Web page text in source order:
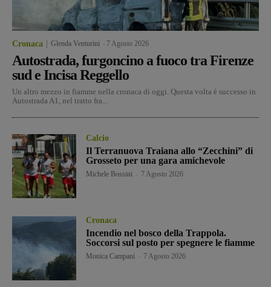
Cronaca Glenda Venturini 7 Agosto 2026
Autostrada, furgoncino a fuoco tra Firenze
sud e Incisa Reggello
Un altro mezzo in fiamme nella cronaca di oggi. Questa volta è successo in
Autostrada A1, nel tratto fra...
Calcio
Il Terranuova Traiana allo “Zecchini” di
Grosseto per una gara amichevole
Michele Bossini 7 Agosto 2026
Cronaca
Incendio nel bosco della Trappola.
Soccorsi sul posto per spegnere le fiamme
Monica Campani 7 Agosto 2026